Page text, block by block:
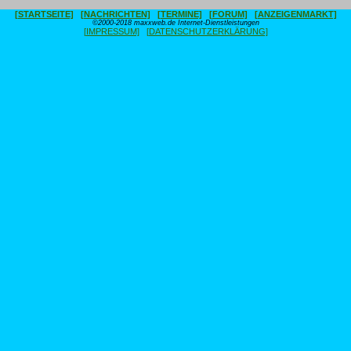
[STARTSEITE] [NACHRICHTEN] [TERMINE] [FORUM] [ANZEIGENMARKT]
©2000-2018 maxxweb.de Internet-Dienstleistungen
[IMPRESSUM] [DATENSCHUTZERKLÄRUNG]